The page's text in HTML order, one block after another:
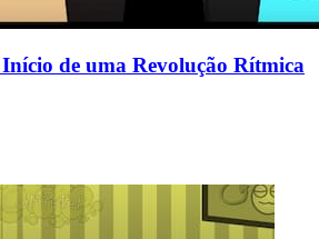
de uma Revolução Rítmica